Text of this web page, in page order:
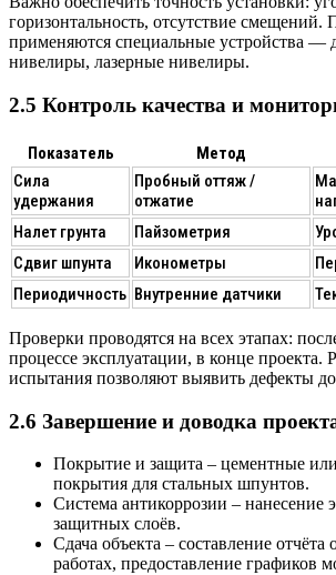
горизонтальность, отсутствие смещений.
применяются специальные устройства —
нивелиры, лазерные нивелиры.
2.5 Контроль качества и
Показатель Метод
Сила
удержания
Пробный оттяж /
отжатие
Налет грунта
Пайзометрия
Сдвиг шпунта
Иконометры
Периодичность Внутренние датчики
Проверки проводятся на всех этапах:
процессе эксплуатации, в конце проекта.
испытания позволяют выявить дефекты
2.6 Завершение и доводка
Покрытие и защита – цементные
покрытия для стальных шпунтов.
Система антикоррозии – нанесение
защитных слоёв.
Сдача объекта – составление
работах, предоставление графиков